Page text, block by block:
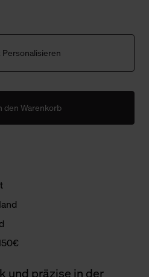
Personalisieren
den Warenkorb
und präzise in der